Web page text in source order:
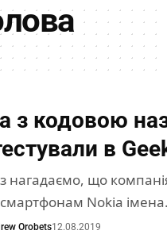
з кодовою
в
нагадаємо, що
Nokia
Orobets12.08.2019